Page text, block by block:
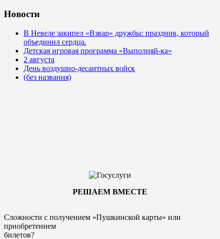
Новости
В Невеле закипел «Взвар» дружбы: праздник, который
объединил сердца.
Детская игровая программа «Выполняй-ка»
2 августа
День воздушно-десантных войск
(без названия)
РЕШАЕМ ВМЕСТЕ
Сложности с получением «Пушкинской карты» или
приобретением
билетов?